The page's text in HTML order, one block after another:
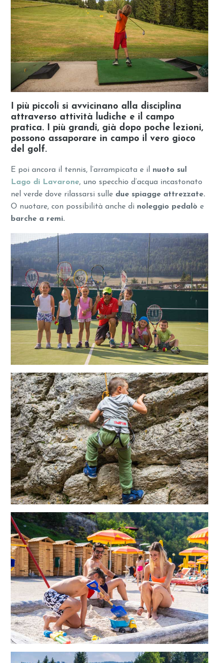
I più piccoli si avvicinano alla disciplina
attraverso attività ludiche e il campo
pratica. I più grandi, già dopo poche lezioni,
possono assaporare in campo il vero gioco
del golf.
E poi ancora il tennis, l’arrampicata e il nuoto sul
Lago di Lavarone, uno specchio d’acqua incastonato
nel verde dove rilassarsi sulle due spiagge attrezzate.
O nuotare, con possibilità anche di noleggio pedalò e
barche a remi.